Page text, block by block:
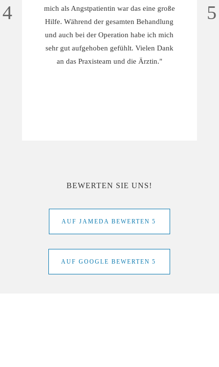
mich als Angstpatientin war das eine große
Hilfe. Während der gesamten Behandlung
und auch bei der Operation habe ich mich
sehr gut aufgehoben gefühlt. Vielen Dank
an das Praxisteam und die Ärztin."
BEWERTEN SIE UNS!
AUF JAMEDA BEWERTEN
AUF GOOGLE BEWERTEN